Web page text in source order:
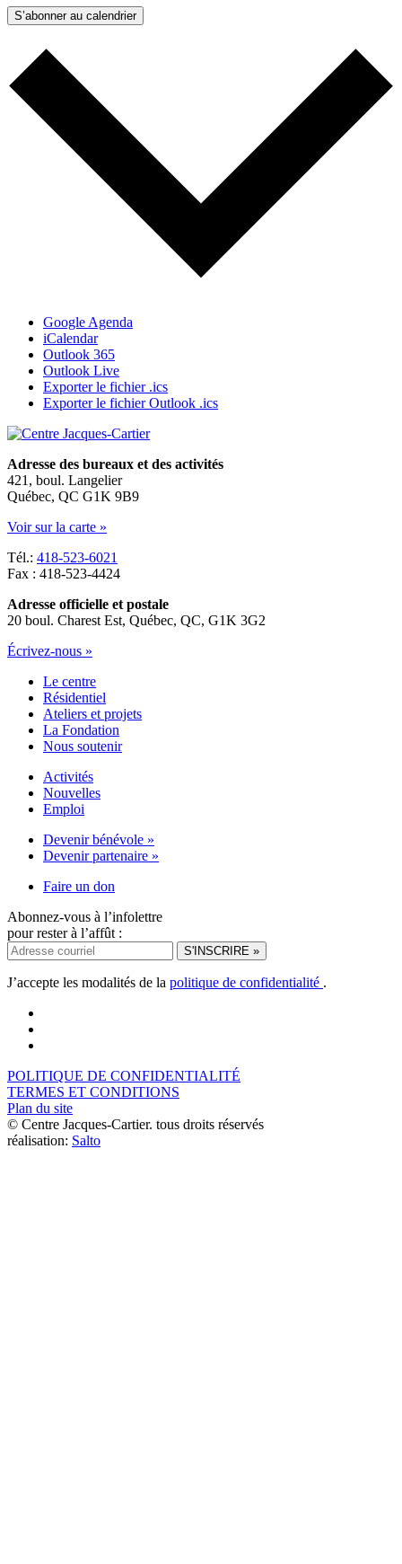
S’abonner au calendrier
Google Agenda
iCalendar
Outlook 365
Outlook Live
Exporter le fichier .ics
Exporter le fichier Outlook .ics
Adresse des bureaux et des activités
421, boul. Langelier
Québec, QC G1K 9B9
Voir sur la carte »
Tél.: 418-523-6021
Fax : 418-523-4424
Adresse officielle et postale
20 boul. Charest Est, Québec, QC, G1K 3G2
Écrivez-nous »
Le centre
Résidentiel
Ateliers et projets
La Fondation
Nous soutenir
Activités
Nouvelles
Emploi
Devenir bénévole »
Devenir partenaire »
Faire un don
Abonnez-vous à l’infolettre
pour rester à l’affût :
J’accepte les modalités de la politique de confidentialité .
POLITIQUE DE CONFIDENTIALITÉ
TERMES ET CONDITIONS
Plan du site
© Centre Jacques-Cartier. tous droits réservés
réalisation: Salto